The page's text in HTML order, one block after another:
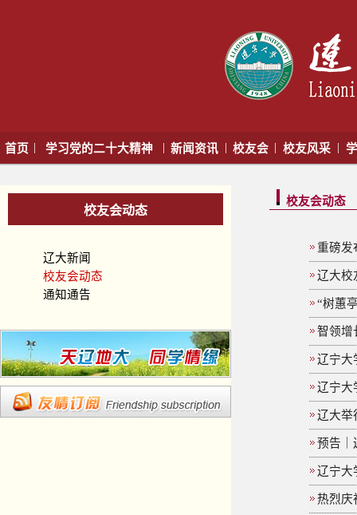
首页 | 学习党的二十大精神 | 新闻资讯 | 校友会 | 校友风采 |
校友会动态
辽大新闻
校友会动态
通知通告
校友会动态
重磅发
辽大校
“树蕙
智领增
辽宁大
辽宁大
辽大举
预告｜
辽宁大
热烈庆